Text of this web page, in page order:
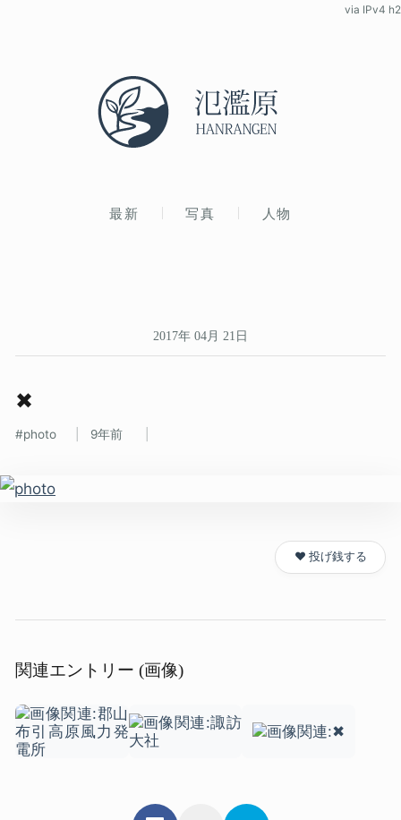
最新 写真 人物
via IPv4 h2
2017年 04月 21日
✖
photo 9年前
❤️ 投げ銭する
関連エントリー (画像)